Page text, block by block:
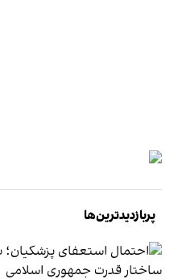
پربازدیدترین‌ها